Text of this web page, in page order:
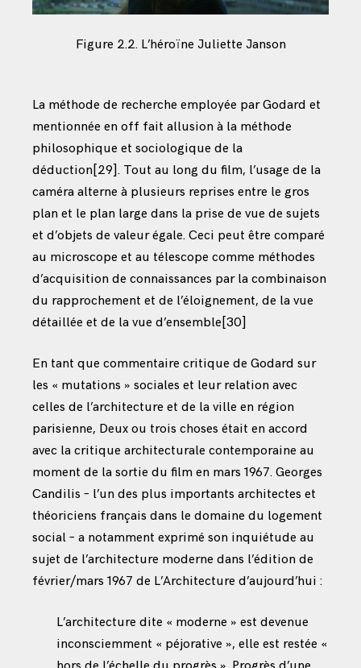
Figure 2.2. L’héroïne Juliette Janson
La méthode de recherche employée par Godard et
mentionnée en off fait allusion à la méthode
philosophique et sociologique de la
déduction [29] . Tout au long du film, l’usage de la
caméra alterne à plusieurs reprises entre le gros
plan et le plan large dans la prise de vue de sujets
et d’objets de valeur égale. Ceci peut être comparé
au microscope et au télescope comme méthodes
d’acquisition de connaissances par la combinaison
du rapprochement et de l’éloignement, de la vue
détaillée et de la vue d’ensemble [30]
En tant que commentaire critique de Godard sur
les « mutations » sociales et leur relation avec
celles de l’architecture et de la ville en région
parisienne, Deux ou trois choses était en accord
avec la critique architecturale contemporaine au
moment de la sortie du film en mars 1967. Georges
Candilis – l’un des plus importants architectes et
théoriciens français dans le domaine du logement
social – a notamment exprimé son inquiétude au
sujet de l’architecture moderne dans l’édition de
février/mars 1967 de L’Architecture d’aujourd’hui :
L’architecture dite « moderne » est devenue
inconsciemment « péjorative », elle est restée «